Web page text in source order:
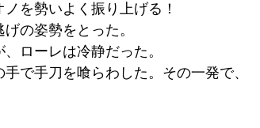
を勢いよく振り上げる！
の姿勢をとった。
ローレは冷静だった。
で手刀を喰らわした。その一発で、